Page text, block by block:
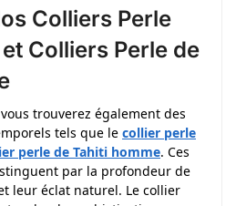
Colliers Perle
Colliers Perle de
trouverez également des
tels que le collier perle
perle de Tahiti homme. Ces
par la profondeur de
leur éclat naturel. Le collier